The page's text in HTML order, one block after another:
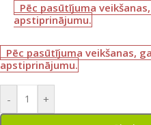
Pēc pasūtījuma
apstiprinājumu.
Pēc pasūtījuma veikšanas,
apstiprinājumu.
- +